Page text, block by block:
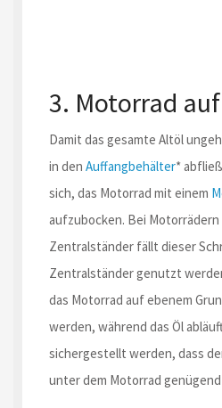
3. Motorrad
Damit das gesamte Altöl
in den Auffangbehälter*
sich, das Motorrad mit einem
aufzubocken. Bei Motorrädern
Zentralständer fällt dieser
Zentralständer genutzt
das Motorrad auf ebenem
werden, während das Öl
sichergestellt werden, dass
unter dem Motorrad